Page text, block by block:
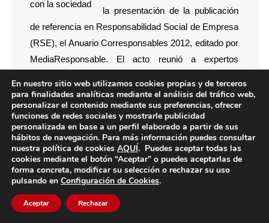
la presentación de la publicación
de referencia en Responsabilidad Social de Empresa
(RSE), el Anuario Corresponsables 2012, editado por
MediaResponsable. El acto reunió a expertos
intrínseco de la Responsabilidad Social de las
Empresas.
En nuestro sitio web utilizamos cookies propias y de terceros
para finalidades analíticas mediante el análisis del tráfico web,
personalizar el contenido mediante sus preferencias, ofrecer
funciones de redes sociales y mostrarle publicidad
personalizada en base a un perfil elaborado a partir de sus
hábitos de navegación. Para más información puedes consultar
nuestra política de cookies AQUÍ. Puedes aceptar todas las
cookies mediante el botón “Aceptar” o puedes aceptarlas de
forma concreta, modificar su selección o rechazar su uso
pulsando en Configuración de Cookies.
Aceptar Rechazar